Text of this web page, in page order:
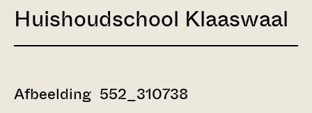
Huishoudschool Klaaswaal
Afbeelding 552_310738